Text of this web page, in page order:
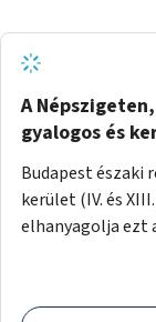
A
gyalogos és
Budapest északi
kerület (IV. és
elhanyagolja ezt
keresztül érheti